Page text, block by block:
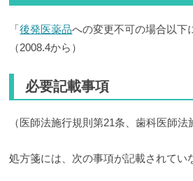
「後発医薬品への変更不可の場合以下
（2008.4から）
必要記載事項
（医師法施行規則第21条、歯科医師法
処方箋には、次の事項が記載されてい